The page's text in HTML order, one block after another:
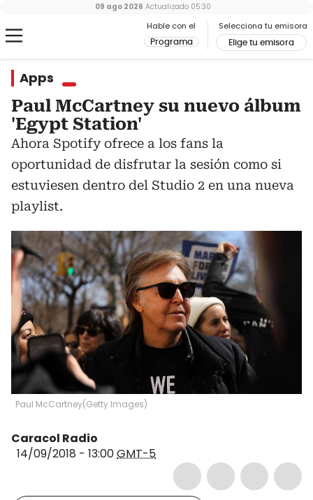
Hable con el
Programa
Selecciona tu emisora
Elige tu emisora
09 ago 2026 Actualizado 05:30
Apps
Paul McCartney su nuevo álbum
'Egypt Station'
Ahora Spotify ofrece a los fans la
oportunidad de disfrutar la sesión como si
estuviesen dentro del Studio 2 en una nueva
playlist.
Paul McCartney(Getty Images)
Caracol Radio
14/09/2018 - 13:00GMT-5